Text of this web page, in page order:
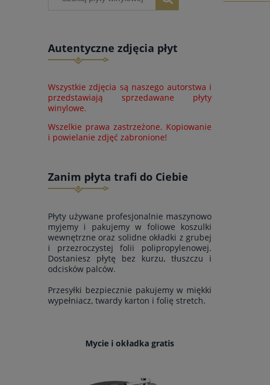
Autentyczne zdjęcia płyt
Wszystkie zdjęcia są naszego autorstwa i
przedstawiają sprzedawane płyty
winylowe.
Wszelkie prawa zastrzeżone. Kopiowanie
i powielanie zdjęć zabronione!
Zanim płyta trafi do Ciebie
Płyty używane profesjonalnie maszynowo
myjemy i pakujemy w foliowe koszulki
wewnętrzne oraz solidne okładki z grubej
i przezroczystej folii polipropylenowej.
Dostaniesz płytę bez kurzu, tłuszczu i
odcisków palców.
Przesyłki bezpiecznie pakujemy w miękki
wypełniacz, twardy karton i folię stretch.
Mycie i okładka gratis